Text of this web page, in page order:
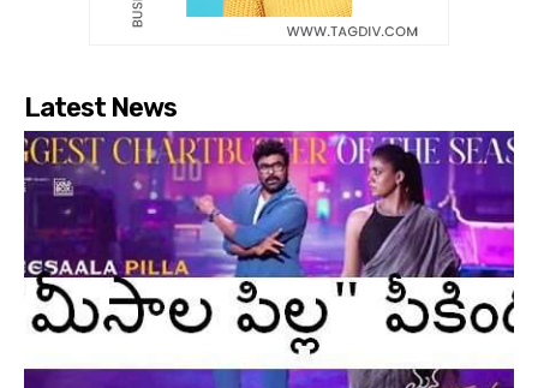
Latest News